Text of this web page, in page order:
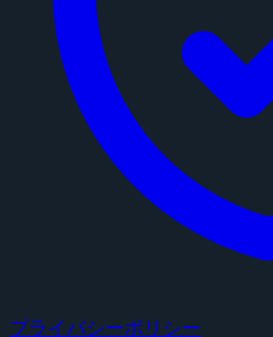
プライバシーポリシー